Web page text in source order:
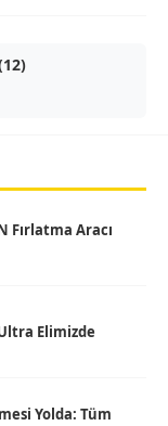
Fırlatma Aracı
Elimizde
Yolda: Tüm